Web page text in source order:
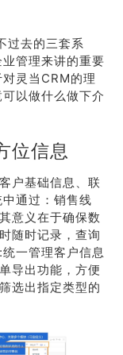
过去的三套系
管理来讲的重要
灵当CRM的理
以做什么做下介
位信息
户基础信息、联
通过：销售线
意义在于确保数
随时记录，查询
一管理客户信息
导出功能，方便
选出指定类型的